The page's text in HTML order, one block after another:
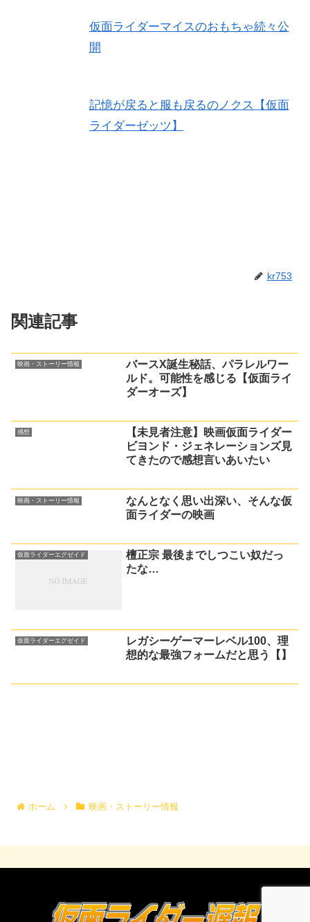
仮面ライダーマイスのおもちゃ続々公
開
記憶が戻ると服も戻るのノクス【仮面
ライダーゼッツ】
kr753
関連記事
映画・ストーリー情報
バースX誕生秘話、パラレルワー
ルド。可能性を感じる【仮面ライ
ダーオーズ】
感想
【未見者注意】映画仮面ライダー
ビヨンド・ジェネレーションズ見
てきたので感想言いあいたい
映画・ストーリー情報
なんとなく思い出深い、そんな仮
面ライダーの映画
仮面ライダーエグゼイド
檀正宗 最後までしつこい奴だっ
たな…
仮面ライダーエグゼイド
レガシーゲーマーレベル100、理
想的な最強フォームだと思う【】
ホーム 映画・ストーリー情報